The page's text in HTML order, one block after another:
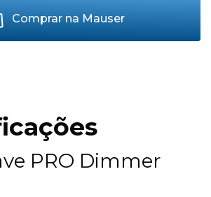
Comprar na Mauser
PRO Dimmer